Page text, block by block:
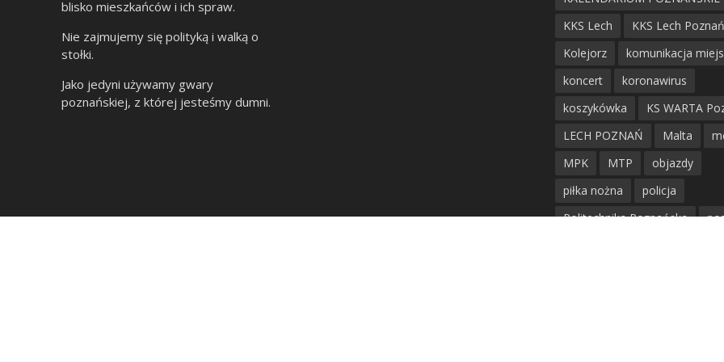
blisko mieszkańców i ich spraw.
Nie zajmujemy się polityką i walką o
stołki.
Jako jedyni używamy gwary
poznańskiej, z której jesteśmy dumni.
KKS Lech
KKS Lech Poznań
Kolejorz
komunikacja
koncert
koronawirus
koszykówka
KS WARTA
LECH POZNAŃ
Malta
MPK
MTP
objazdy
piłka nożna
policja
Politechnika Poznańska